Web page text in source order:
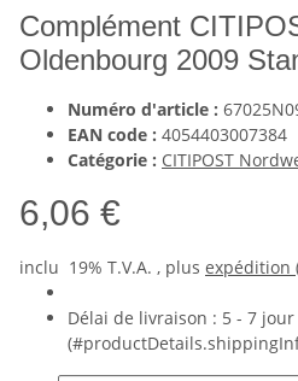
Complément
Oldenbourg 2009
Numéro d'article :
EAN code : 4054403007384
Catégorie : CITIPOST
6,06 €
inclu 19% T.V.A. , plus expédition
Délai de livraison : 5 - 7